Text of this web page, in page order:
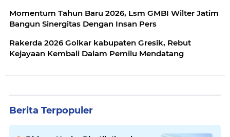
Momentum Tahun Baru 2026, Lsm GMBI Wilter Jatim
Bangun Sinergitas Dengan Insan Pers
Rakerda 2026 Golkar kabupaten Gresik, Rebut
Kejayaan Kembali Dalam Pemilu Mendatang
Berita Terpopuler